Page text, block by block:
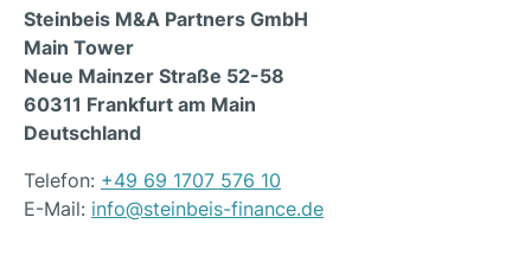
Steinbeis M&A Partners GmbH
Main Tower
Neue Mainzer Straße 52-58
60311 Frankfurt am Main
Deutschland
Telefon: +49 69 1707 576 10
E-Mail: info@steinbeis-finance.de